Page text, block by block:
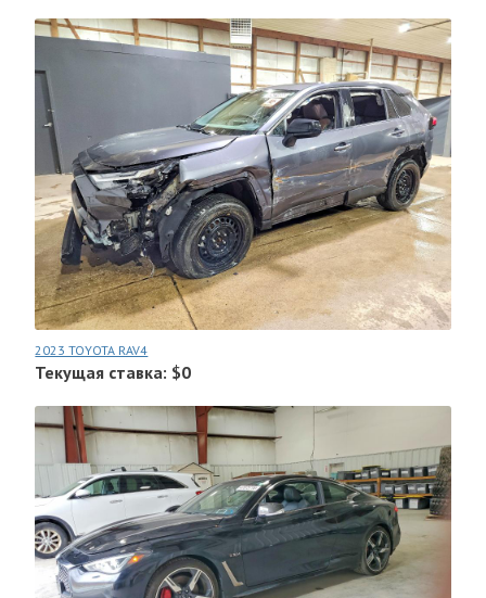
2023 TOYOTA RAV4
Текущая ставка: $0